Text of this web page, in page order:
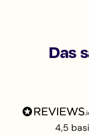
Das
4,5